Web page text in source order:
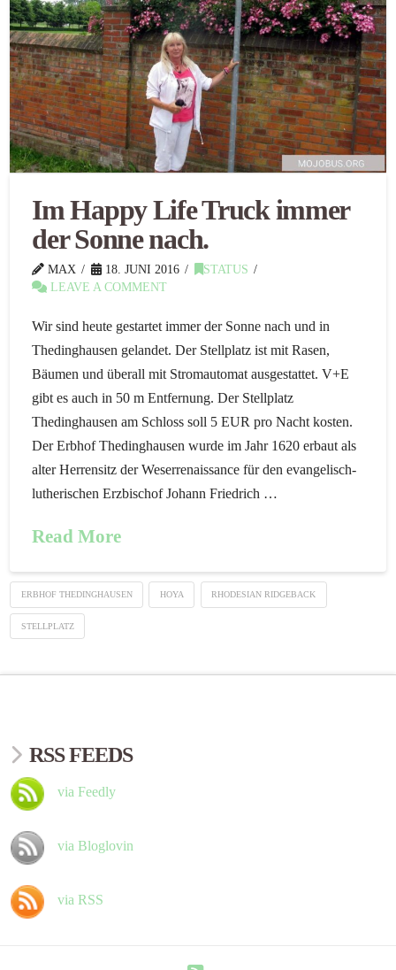
Im Happy Life Truck immer
der Sonne nach.
MAX 18. JUNI 2016
STATUS
LEAVE A COMMENT
Wir sind heute gestartet immer der Sonne nach und in
Thedinghausen gelandet. Der Stellplatz ist mit Rasen,
Bäumen und überall mit Stromautomat ausgestattet. V+E
gibt es auch in 50 m Entfernung. Der Stellplatz
Thedinghausen am Schloss soll 5 EUR pro Nacht kosten.
Der Erbhof Thedinghausen wurde im Jahr 1620 erbaut als
alter Herrensitz der Weserrenaissance für den evangelisch-
lutherischen Erzbischof Johann Friedrich …
Read More
ERBHOF THEDINGHAUSEN HOYA RHODESIAN RIDGEBACK
STELLPLATZ
RSS FEEDS
via Feedly
via Bloglovin
via RSS